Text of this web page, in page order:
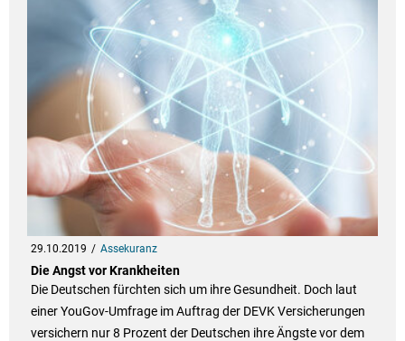
29.10.2019 Assekuranz
Die Angst vor Krankheiten
Die Deutschen fürchten sich um ihre Gesundheit. Doch laut
einer YouGov-Umfrage im Auftrag der DEVK Versicherungen
versichern nur 8 Prozent der Deutschen ihre Ängste vor dem